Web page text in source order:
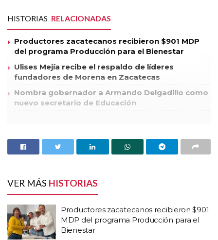
HISTORIAS RELACIONADAS
Productores zacatecanos recibieron $901 MDP
del programa Producción para el Bienestar
Ulises Mejía recibe el respaldo de líderes
fundadores de Morena en Zacatecas
Nombra gobernador a Armando Delgadillo como
nuevo secretario de Educación
de Joaquín Amaro, Tabasco y Huanusco, las candidatas del
Partido de la Revolución Democrática (PRD) al Senado de la
respectivamente, hicieron un llamado a las y los ciudadanos a
votar por un cambio verdadero para el estado y para el país.
Anaya Mota, indicó que este primero de Julio será
fundamental para ver cristalizados los sueños de las y los
VER MÁS HISTORIAS
Productores zacatecanos recibieron $901
MDP del programa Producción para el
Bienestar